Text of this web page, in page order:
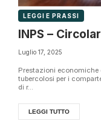
LEGGI E PRASSI
INPS –
Luglio 17, 2025
Prestazioni
tubercolosi per i
di r...
LEGGI TUTTO